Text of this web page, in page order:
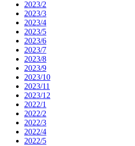
2023/2
2023/3
2023/4
2023/5
2023/6
2023/7
2023/8
2023/9
2023/10
2023/11
2023/12
2022/1
2022/2
2022/3
2022/4
2022/5